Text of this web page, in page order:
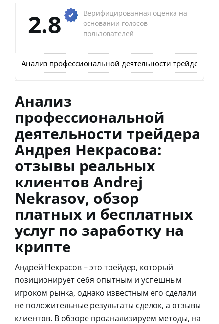
2.8
Верифицированная оценка на
основании голосов
пользователей
Анализ профессиональной деятельности трейдера
Анализ
профессиональной
деятельности трейдера
Андрея Некрасова:
отзывы реальных
клиентов Andrej
Nekrasov, обзор
платных и бесплатных
услуг по заработку на
крипте
Андрей Некрасов – это трейдер, который
позиционирует себя опытным и успешным
игроком рынка, однако известным его сделали
не положительные результаты сделок, а отзывы
клиентов. В обзоре проанализируем методы, на